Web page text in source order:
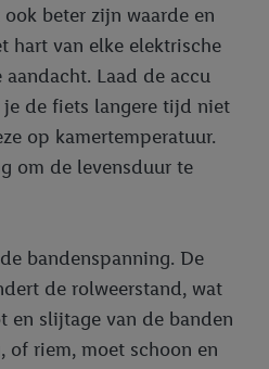
beter zijn waarde en
hart van elke elektrische
Laad de accu
de fiets langere tijd niet
op kamertemperatuur.
om de levensduur te
bandenspanning. De
de rolweerstand, wat
en slijtage van de banden
of riem, moet schoon en